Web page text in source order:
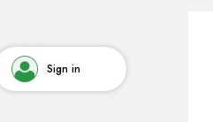
Sign in